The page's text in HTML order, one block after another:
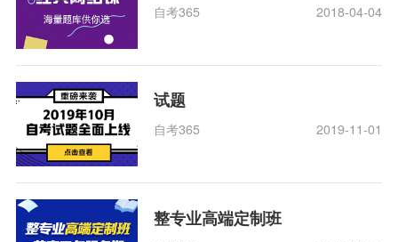
自考365 2018-04-04
试题
自考365 2019-11-01
整专业高端定制班